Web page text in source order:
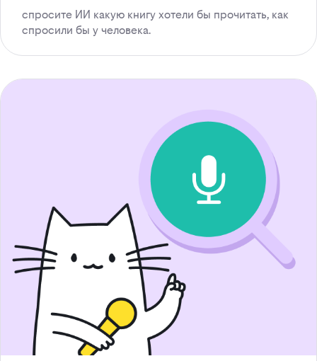
спросите ИИ какую книгу хотели бы прочитать, как
спросили бы у человека.